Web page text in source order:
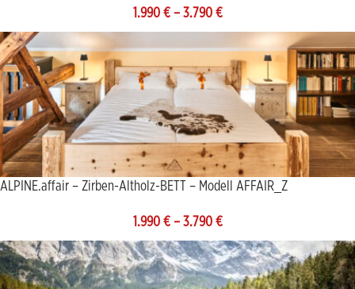
1.990 €– 3.790 €
ALPINE.affair – Zirben-Altholz-BETT – Modell AFFAIR_Z
1.990 €– 3.790 €